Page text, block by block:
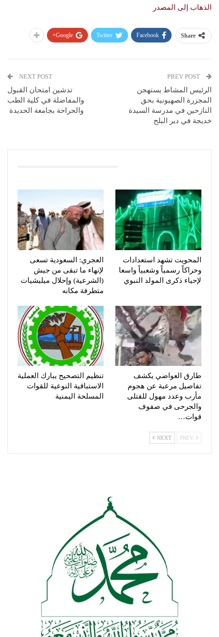
الذهاب إلى المصدر
Share
Facebook
Twitter
Google+
الرئيس المشاط يستهجن
المجزرة الصهيونية بحق
النازحين في مدرسة السيدة
خديجة في دير البلح
NEXT POST
تدشين امتحان القبول
والمفاضلة في كلية الطب
والجراحة بجامعة الحديدة
المحويت تشهد استعدادات
وحراكاً رسمياً وشعبياً واسعا
لإحياء ذكرى المولد النبوي
العجري: السعودية تسعى
لإنهاء ما تبقى من جيش
(الشرعية) وإحلال ميليشيات
متطرفة مكانه
طارق العواضي يكشف
تفاصيل مرعبة عن هجوم
مأرب وعدد مهول للقتلى
والجرحى في صفوف
قوات…
تنظيم التصحيح يبارك العملية
الاستباقية النوعية للقوات
المسلحة اليمنية
NEXT